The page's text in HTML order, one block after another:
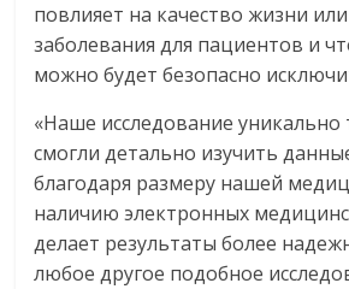
повлияет на качество жизни
заболевания для пациентов и
можно будет безопасно
«Наше исследование
смогли детально изучить
благодаря размеру нашей
наличию электронных
делает результаты более
любое другое подобное